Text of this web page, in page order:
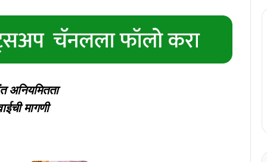
अनियमितता
मागणी